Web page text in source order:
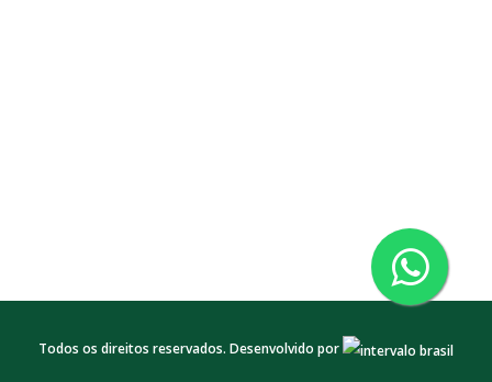
Todos os direitos reservados. Desenvolvido por